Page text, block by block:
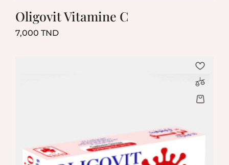
Oligovit Vitamine C
7,000 TNDPrix